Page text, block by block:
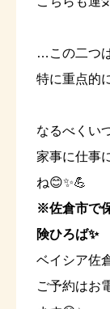
…この二つ
特に重点的
なるべくい
家事に仕事
ね😊✨💪
※佐倉市で
険ひろば✨
ベイシア佐
ご予約はお